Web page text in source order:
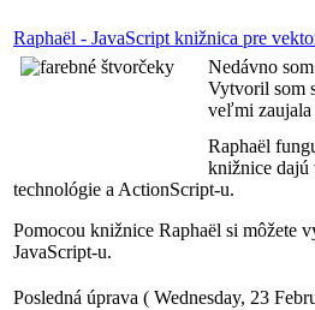
Raphaël - JavaScript knižnica pre
Nedávno
Vytvoril som
veľmi zaujala
Raphaël
knižnice dajú
technológie a ActionScript-u.
Pomocou knižnice Raphaël si môžete
JavaScript-u.
Posledná úprava ( Wednesday, 23